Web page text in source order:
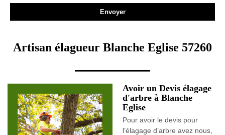
Artisan élagueur Blanche Eglise 57260
Avoir un Devis élagage
d'arbre à Blanche
Eglise
Pour avoir le devis pour
l’élagage d’arbre avez nous,